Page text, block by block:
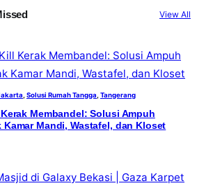
View All
, Solusi Rumah Tangga, Tangerang
Membandel: Solusi Ampuh
Kamar Mandi, Wastafel, dan Kloset